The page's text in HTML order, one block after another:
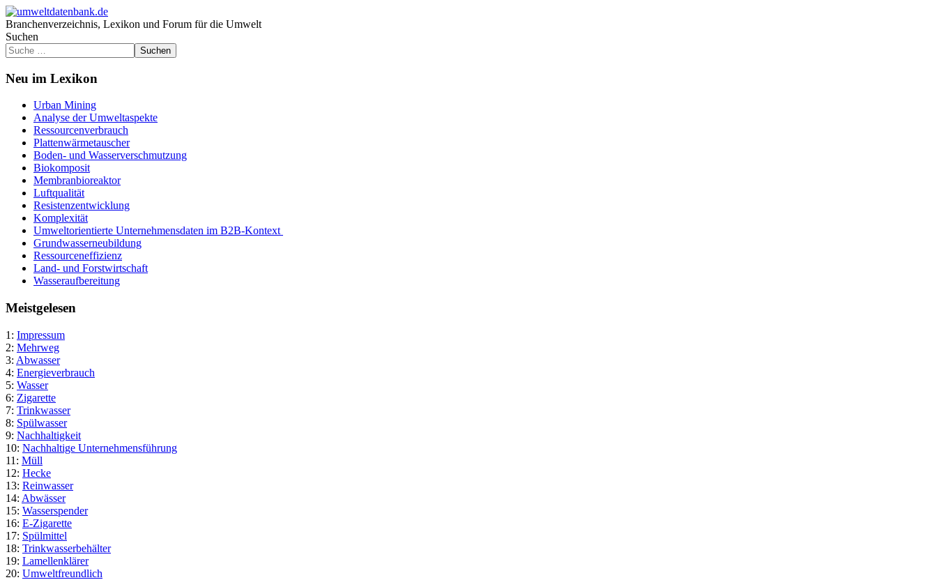
Branchenverzeichnis, Lexikon und Forum für die Umwelt
Suchen
Suchen
Neu im Lexikon
Urban Mining
Analyse der Umweltaspekte
Ressourcenverbrauch
Plattenwärmetauscher
Boden- und Wasserverschmutzung
Biokomposit
Membranbioreaktor
Luftqualität
Resistenzentwicklung
Komplexität
Umweltorientierte Unternehmensdaten im B2B-Kontext
Grundwasserneubildung
Ressourceneffizienz
Land- und Forstwirtschaft
Wasseraufbereitung
Meistgelesen
1: Impressum
2: Mehrweg
3: Abwasser
4: Energieverbrauch
5: Wasser
6: Zigarette
7: Trinkwasser
8: Spülwasser
9: Nachhaltigkeit
10: Nachhaltige Unternehmensführung
11: Müll
12: Hecke
13: Reinwasser
14: Abwässer
15: Wasserspender
16: E-Zigarette
17: Spülmittel
18: Trinkwasserbehälter
19: Lamellenklärer
20: Umweltfreundlich